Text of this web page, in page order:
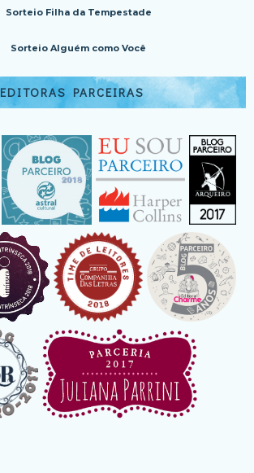
Sorteio Filha da Tempestade
Sorteio Alguém como Você
EDITORAS PARCEIRAS